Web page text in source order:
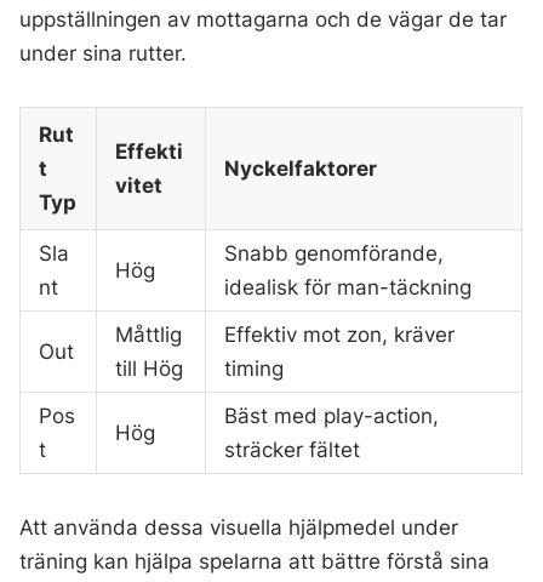
uppställningen av mottagarna och de vägar de tar
under sina rutter.
Rut
t
Typ
Effekti
vitet
Nyckelfaktorer
Sla
nt
Hög
Snabb genomförande,
idealisk för man-täckning
Out
Måttlig
till Hög
Effektiv mot zon, kräver
timing
Pos
t
Hög
Bäst med play-action,
sträcker fältet
Att använda dessa visuella hjälpmedel under
träning kan hjälpa spelarna att bättre förstå sina